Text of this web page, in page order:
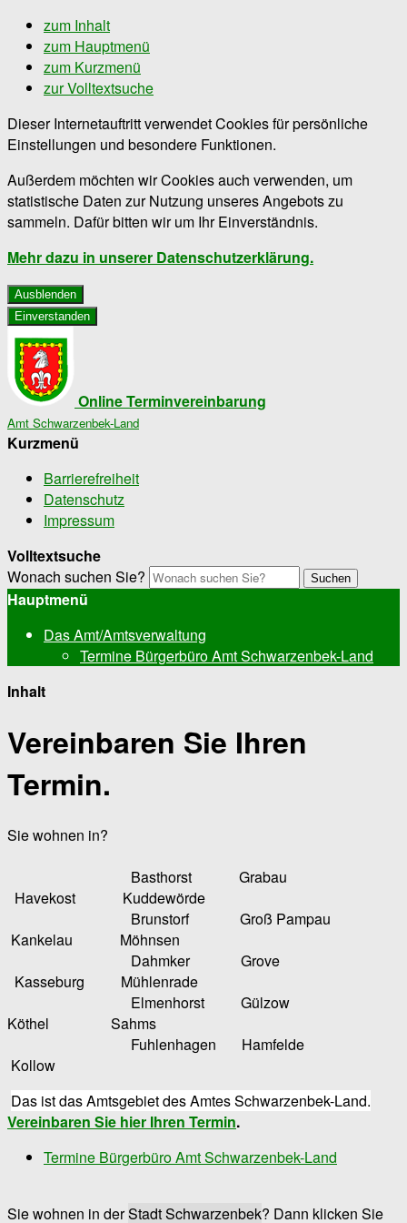
zum Inhalt
zum Hauptmenü
zum Kurzmenü
zur Volltextsuche
Dieser Internetauftritt verwendet Cookies für persönliche
Einstellungen und besondere Funktionen.
Außerdem möchten wir Cookies auch verwenden, um
statistische Daten zur Nutzung unseres Angebots zu
sammeln. Dafür bitten wir um Ihr Einverständnis.
Mehr dazu in unserer Datenschutzerklärung.
Ausblenden
Einverstanden
Online Terminvereinbarung
Amt Schwarzenbek-Land
Kurzmenü
Barrierefreiheit
Datenschutz
Impressum
Volltextsuche
Wonach suchen Sie?
Suchen
Hauptmenü
Das Amt/Amtsverwaltung
Termine Bürgerbüro Amt Schwarzenbek-Land
Inhalt
Vereinbaren Sie Ihren
Termin.
Sie wohnen in?
Basthorst Grabau
Havekost Kuddewörde
Brunstorf Groß Pampau
Kankelau Möhnsen
Dahmker Grove
Kasseburg Mühlenrade
Elmenhorst Gülzow
Köthel Sahms
Fuhlenhagen Hamfelde
Kollow
Das ist das Amtsgebiet des Amtes Schwarzenbek-Land.
Vereinbaren Sie hier Ihren Termin.
Termine Bürgerbüro Amt Schwarzenbek-Land
Sie wohnen in derStadt Schwarzenbek? Dann klicken Sie